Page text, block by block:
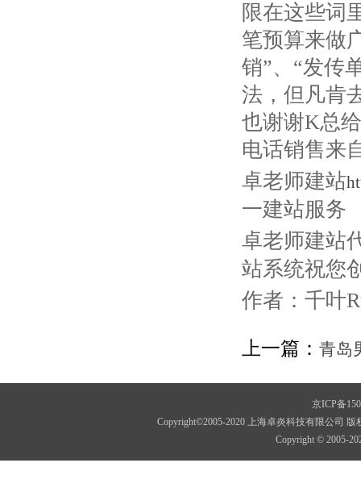
限在这些词
笔预算来做
销”、“发传
法，但凡肯
也谢谢K总
电话销售来
卓老师建站
一建站服务
卓老师建站
站系统祝您
作者：千叶
上一篇： 青岛
京ICP备
Copyright©2005-2020 上海卓炎科技有限公司
Copyright © 2005-